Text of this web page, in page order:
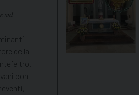
sul
della
con